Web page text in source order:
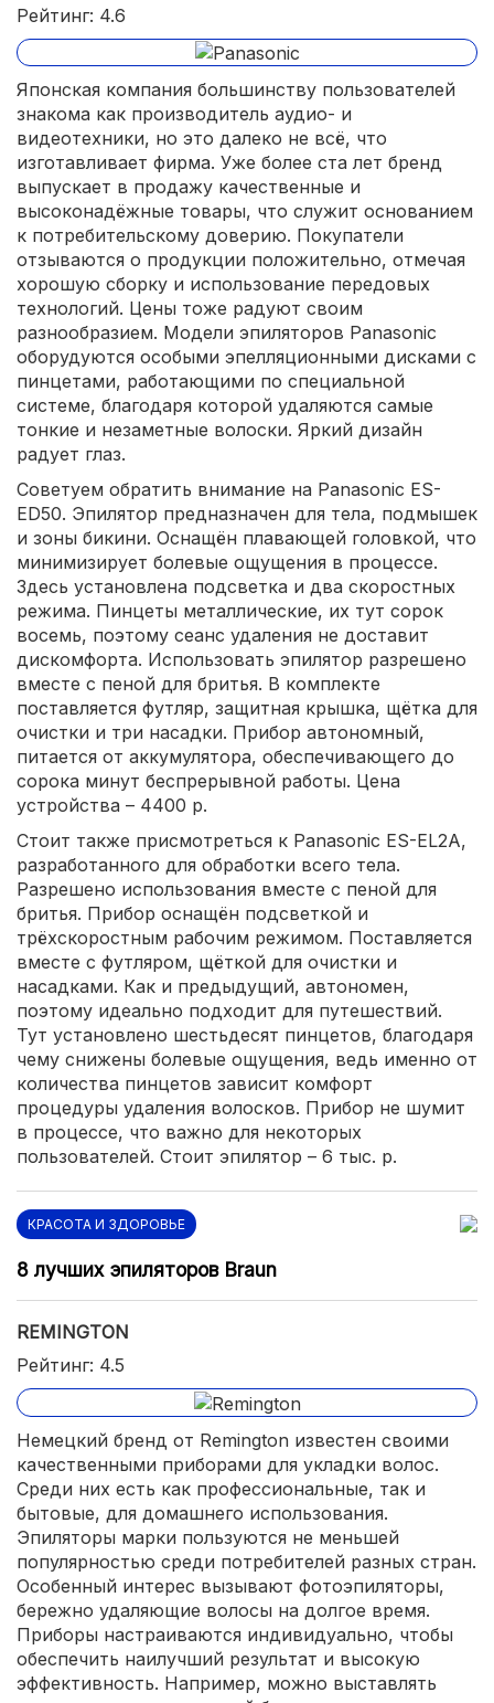
Рейтинг: 4.6
Японская компания большинству пользователей
знакома как производитель аудио- и
видеотехники, но это далеко не всё, что
изготавливает фирма. Уже более ста лет бренд
выпускает в продажу качественные и
высоконадёжные товары, что служит основанием
к потребительскому доверию. Покупатели
отзываются о продукции положительно, отмечая
хорошую сборку и использование передовых
технологий. Цены тоже радуют своим
разнообразием. Модели эпиляторов Panasonic
оборудуются особыми эпелляционными дисками с
пинцетами, работающими по специальной
системе, благодаря которой удаляются самые
тонкие и незаметные волоски. Яркий дизайн
радует глаз.
Советуем обратить внимание на Panasonic ES-
ED50. Эпилятор предназначен для тела, подмышек
и зоны бикини. Оснащён плавающей головкой, что
минимизирует болевые ощущения в процессе.
Здесь установлена подсветка и два скоростных
режима. Пинцеты металлические, их тут сорок
восемь, поэтому сеанс удаления не доставит
дискомфорта. Использовать эпилятор разрешено
вместе с пеной для бритья. В комплекте
поставляется футляр, защитная крышка, щётка для
очистки и три насадки. Прибор автономный,
питается от аккумулятора, обеспечивающего до
сорока минут беспрерывной работы. Цена
устройства – 4400 р.
Стоит также присмотреться к Panasonic ES-EL2A,
разработанного для обработки всего тела.
Разрешено использования вместе с пеной для
бритья. Прибор оснащён подсветкой и
трёхскоростным рабочим режимом. Поставляется
вместе с футляром, щёткой для очистки и
насадками. Как и предыдущий, автономен,
поэтому идеально подходит для путешествий.
Тут установлено шестьдесят пинцетов, благодаря
чему снижены болевые ощущения, ведь именно от
количества пинцетов зависит комфорт
процедуры удаления волосков. Прибор не шумит
в процессе, что важно для некоторых
пользователей. Стоит эпилятор – 6 тыс. р.
КРАСОТА И ЗДОРОВЬЕ
8 лучших эпиляторов Braun
REMINGTON
Рейтинг: 4.5
Немецкий бренд от Remington известен своими
качественными приборами для укладки волос.
Среди них есть как профессиональные, так и
бытовые, для домашнего использования.
Эпиляторы марки пользуются не меньшей
популярностью среди потребителей разных стран.
Особенный интерес вызывают фотоэпиляторы,
бережно удаляющие волосы на долгое время.
Приборы настраиваются индивидуально, чтобы
обеспечить наилучший результат и высокую
эффективность. Например, можно выставлять